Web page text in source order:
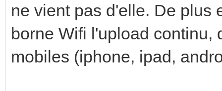
ne vient pas d'elle. De plus
borne Wifi l'upload continu,
mobiles (iphone, ipad,